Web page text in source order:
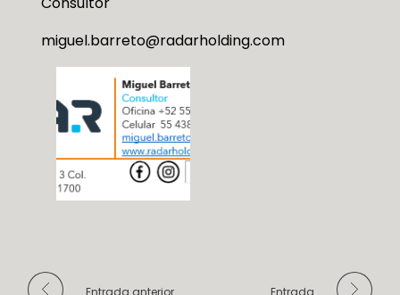
miguel.barreto@radarholding.com
Entrada anterior
Entrada